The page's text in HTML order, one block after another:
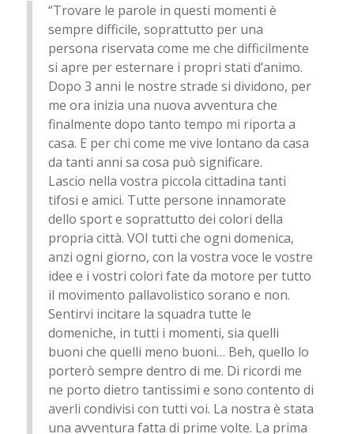
“Trovare le parole in questi momenti è
sempre difficile, soprattutto per una
persona riservata come me che difficilmente
si apre per esternare i propri stati d’animo.
Dopo 3 anni le nostre strade si dividono, per
me ora inizia una nuova avventura che
finalmente dopo tanto tempo mi riporta a
casa. E per chi come me vive lontano da casa
da tanti anni sa cosa può significare.
Lascio nella vostra piccola cittadina tanti
tifosi e amici. Tutte persone innamorate
dello sport e soprattutto dei colori della
propria città. VOI tutti che ogni domenica,
anzi ogni giorno, con la vostra voce le vostre
idee e i vostri colori fate da motore per tutto
il movimento pallavolistico sorano e non.
Sentirvi incitare la squadra tutte le
domeniche, in tutti i momenti, sia quelli
buoni che quelli meno buoni… Beh, quello lo
porterò sempre dentro di me. Di ricordi me
ne porto dietro tantissimi e sono contento di
averli condivisi con tutti voi. La nostra è stata
una avventura fatta di prime volte. La prima